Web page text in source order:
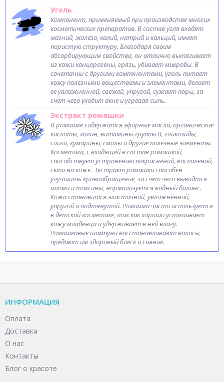
Уголь
Компонент, применяемый при производстве многих
косметических препаратов. В состав угля входят
магний, железо, калий, натрий и кальций, имеет
пористую структуру. Благодаря своим
абсорбирующим свойства, он отлично вытягивает
из кожи канцерогены, грязь, убивает микробы. В
сочетании с другими компонентами, уголь питает
кожу полезными веществами и элементами, делает
ее увлажненной, свежей, упругой, сужает поры, за
счет чего уходит акне и угревая сыпь.
Экстракт ромашки
В ромашке содержатся эфирные масла, органические
кислоты, холин, витамины группы B, гликозиды,
слизи, кумарины, смолы и другие полезные элементы.
Косметика, с входящей в состав ромашкой,
способствует устранению покраснений, воспалений,
сыпи на коже. Экстракт ромашки способен
улучшить кровообращение, за счет чего выводтся
шлаки и токсины, нормализуется водный баланс.
Кожа становится эластичной, увлажненной,
упругой и подтянутой. Ромашка часто используется
в детской косметике, так как хорошо успокаивает
кожу младенца и удерживает в ней влагу.
Ромашковые шампуни восстанавливают волосы,
предают им здоровый блеск и сияние.
ИНФОРМАЦИЯ
Оплата
Доставка
О нас
Контакты
Блог о красоте